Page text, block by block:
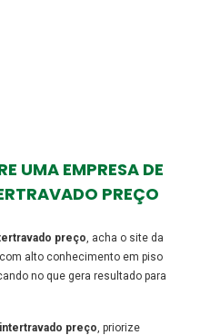
UMA EMPRESA DE
PREÇO
preço , acha o site da
alto conhecimento em piso
no que gera resultado para
preço , priorize